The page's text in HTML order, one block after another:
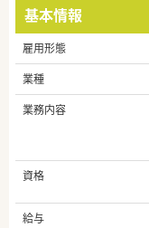
基本情報
雇用形態
業種
業務内容
資格
給与